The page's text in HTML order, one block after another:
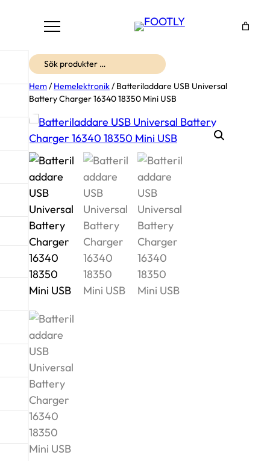
Sök
Hem / Hemelektronik / Batteriladdare USB Universal
Battery Charger 16340 18350 Mini USB